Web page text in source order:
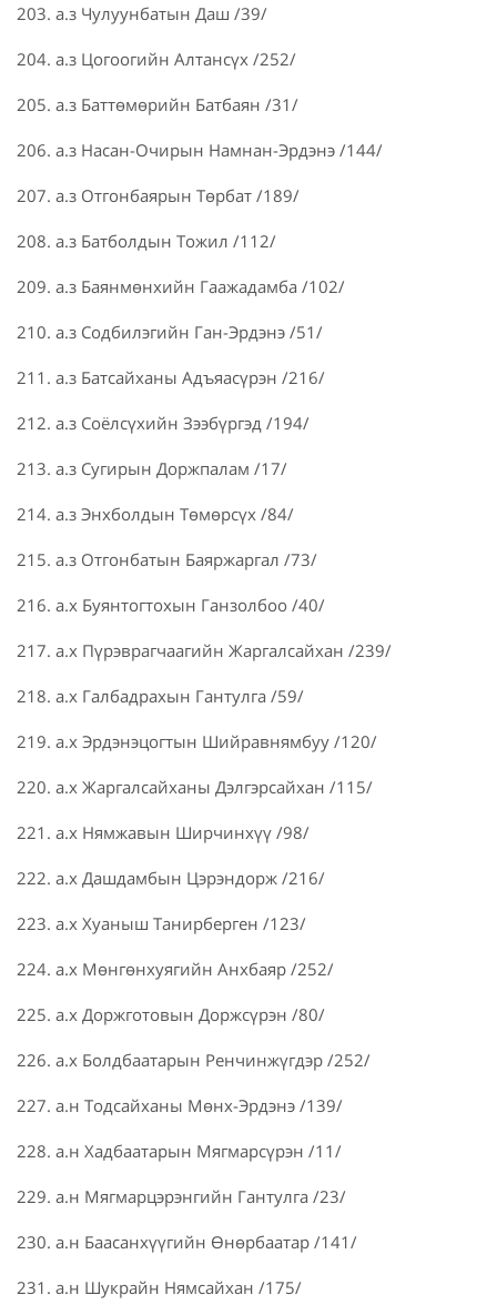
203. а.з Чулуунбатын Даш /39/
204. а.з Цогоогийн Алтансүх /252/
205. а.з Баттөмөрийн Батбаян /31/
206. а.з Насан-Очирын Намнан-Эрдэнэ /144/
207. а.з Отгонбаярын Төрбат /189/
208. а.з Батболдын Тожил /112/
209. а.з Баянмөнхийн Гаажадамба /102/
210. а.з Содбилэгийн Ган-Эрдэнэ /51/
211. а.з Батсайханы Адъяасүрэн /216/
212. а.з Соёлсүхийн Зээбүргэд /194/
213. а.з Сугирын Доржпалам /17/
214. а.з Энхболдын Төмөрсүх /84/
215. а.з Отгонбатын Баяржаргал /73/
216. а.х Буянтогтохын Ганзолбоо /40/
217. а.х Пүрэврагчаагийн Жаргалсайхан /239/
218. а.х Галбадрахын Гантулга /59/
219. а.х Эрдэнэцогтын Шийравнямбуу /120/
220. а.х Жаргалсайханы Дэлгэрсайхан /115/
221. а.х Нямжавын Ширчинхүү /98/
222. а.х Дашдамбын Цэрэндорж /216/
223. а.х Хуаныш Танирберген /123/
224. а.х Мөнгөнхуягийн Анхбаяр /252/
225. а.х Доржготовын Доржсүрэн /80/
226. а.х Болдбаатарын Ренчинжүгдэр /252/
227. а.н Тодсайханы Мөнх-Эрдэнэ /139/
228. а.н Хадбаатарын Мягмарсүрэн /11/
229. а.н Мягмарцэрэнгийн Гантулга /23/
230. а.н Баасанхүүгийн Өнөрбаатар /141/
231. а.н Шукрайн Нямсайхан /175/